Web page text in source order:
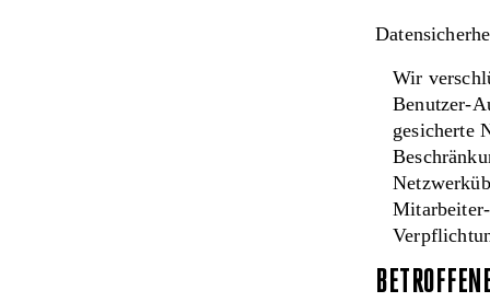
Wir
Benutzer-
gesicherte